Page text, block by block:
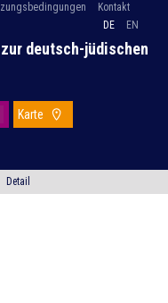
Kontakt
DE
EN
deutsch-jüdischen
Karte
Detail